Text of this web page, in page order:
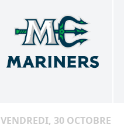
VENDREDI, 30 OCTOBRE